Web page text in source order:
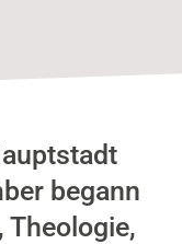
begann
Theologie,